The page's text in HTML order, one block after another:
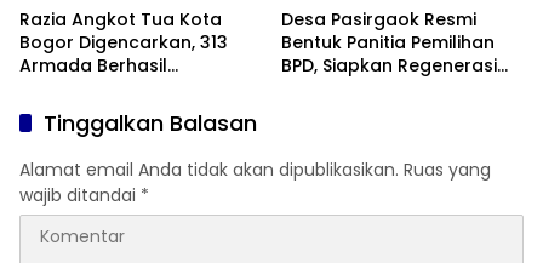
Razia Angkot Tua Kota
Bogor Digencarkan, 313
Armada Berhasil
Desa Pasirgaok Resmi
Bentuk Panitia Pemilihan
BPD, Siapkan Regenerasi
Tinggalkan Balasan
Alamat email Anda tidak akan dipublikasikan. Ruas yang
wajib ditandai *